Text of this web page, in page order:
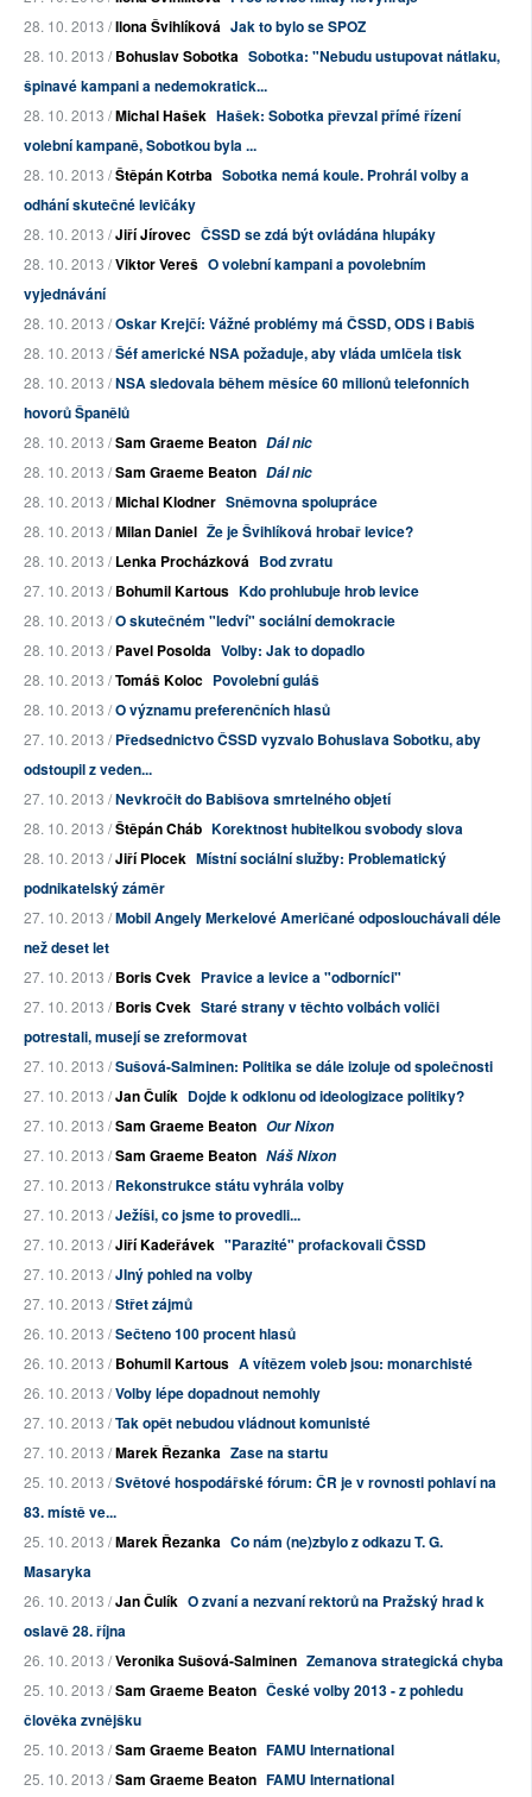
28. 10. 2013 /Ilona Švihlíková Jak to bylo se SPOZ
28. 10. 2013 /Bohuslav Sobotka Sobotka: "Nebudu ustupovat nátlaku,
špinavé kampani a nedemokratick...
28. 10. 2013 /Michal Hašek Hašek: Sobotka převzal přímé řízení
volební kampaně, Sobotkou byla ...
28. 10. 2013 /Štěpán Kotrba Sobotka nemá koule. Prohrál volby a
odhání skutečné levičáky
28. 10. 2013 /Jiří Jírovec ČSSD se zdá být ovládána hlupáky
28. 10. 2013 /Viktor Vereš O volební kampani a povolebním
vyjednávání
28. 10. 2013 /Oskar Krejčí: Vážné problémy má ČSSD, ODS i Babiš
28. 10. 2013 /Šéf americké NSA požaduje, aby vláda umlčela tisk
28. 10. 2013 /NSA sledovala během měsíce 60 milionů telefonních
hovorů Španělů
28. 10. 2013 /Sam Graeme Beaton Dál nic
28. 10. 2013 /Sam Graeme Beaton Dál nic
28. 10. 2013 /Michal Klodner Sněmovna spolupráce
28. 10. 2013 /Milan Daniel Že je Švihlíková hrobař levice?
28. 10. 2013 /Lenka Procházková Bod zvratu
27. 10. 2013 /Bohumil Kartous Kdo prohlubuje hrob levice
28. 10. 2013 /O skutečném "ledví" sociální demokracie
28. 10. 2013 /Pavel Posolda Volby: Jak to dopadlo
28. 10. 2013 /Tomáš Koloc Povolební guláš
28. 10. 2013 /O významu preferenčních hlasů
27. 10. 2013 /Předsednictvo ČSSD vyzvalo Bohuslava Sobotku, aby
odstoupil z veden...
27. 10. 2013 /Nevkročit do Babišova smrtelného objetí
28. 10. 2013 /Štěpán Cháb Korektnost hubitelkou svobody slova
28. 10. 2013 /Jiří Plocek Místní sociální služby: Problematický
podnikatelský záměr
27. 10. 2013 /Mobil Angely Merkelové Američané odposlouchávali déle
než deset let
27. 10. 2013 /Boris Cvek Pravice a levice a "odborníci"
27. 10. 2013 /Boris Cvek Staré strany v těchto volbách voliči
potrestali, musejí se zreformovat
27. 10. 2013 /Sušová-Salminen: Politika se dále izoluje od společnosti
27. 10. 2013 /Jan Čulík Dojde k odklonu od ideologizace politiky?
27. 10. 2013 /Sam Graeme Beaton Our Nixon
27. 10. 2013 /Sam Graeme Beaton Náš Nixon
27. 10. 2013 /Rekonstrukce státu vyhrála volby
27. 10. 2013 /Ježíši, co jsme to provedli...
27. 10. 2013 /Jiří Kadeřávek "Parazité" profackovali ČSSD
27. 10. 2013 /JIný pohled na volby
27. 10. 2013 /Střet zájmů
26. 10. 2013 /Sečteno 100 procent hlasů
26. 10. 2013 /Bohumil Kartous A vítězem voleb jsou: monarchisté
26. 10. 2013 /Volby lépe dopadnout nemohly
27. 10. 2013 /Tak opět nebudou vládnout komunisté
27. 10. 2013 /Marek Řezanka Zase na startu
25. 10. 2013 /Světové hospodářské fórum: ČR je v rovnosti pohlaví na
83. místě ve...
25. 10. 2013 /Marek Řezanka Co nám (ne)zbylo z odkazu T. G.
Masaryka
26. 10. 2013 /Jan Čulík O zvaní a nezvaní rektorů na Pražský hrad k
oslavě 28. října
26. 10. 2013 /Veronika Sušová-Salminen Zemanova strategická chyba
25. 10. 2013 /Sam Graeme Beaton České volby 2013 - z pohledu
člověka zvnějšku
25. 10. 2013 /Sam Graeme Beaton FAMU International
25. 10. 2013 /Sam Graeme Beaton FAMU International